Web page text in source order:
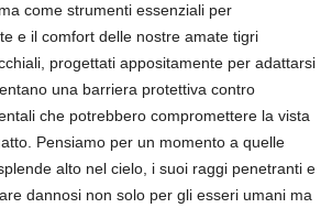
come strumenti essenziali per
e il comfort delle nostre amate tigri
progettati appositamente per adattarsi
una barriera protettiva contro
che potrebbero compromettere la vista
Pensiamo per un momento a quelle
alto nel cielo, i suoi raggi penetranti e
dannosi non solo per gli esseri umani ma